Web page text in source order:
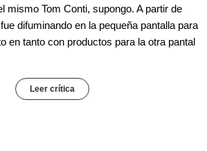
mismo Tom Conti, supongo. A partir de
difuminando en la pequeña pantalla para
en tanto con productos para la otra pantal
Leer crítica